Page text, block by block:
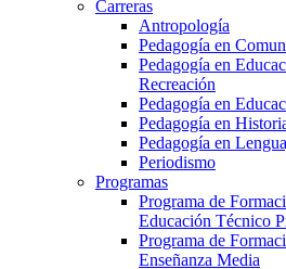
Carreras
Antropología
Pedagogía en
Pedagogía en
Recreación
Pedagogía en
Pedagogía en
Pedagogía en
Periodismo
Programas
Programa de
Educación Técnico
Programa de
Enseñanza Media